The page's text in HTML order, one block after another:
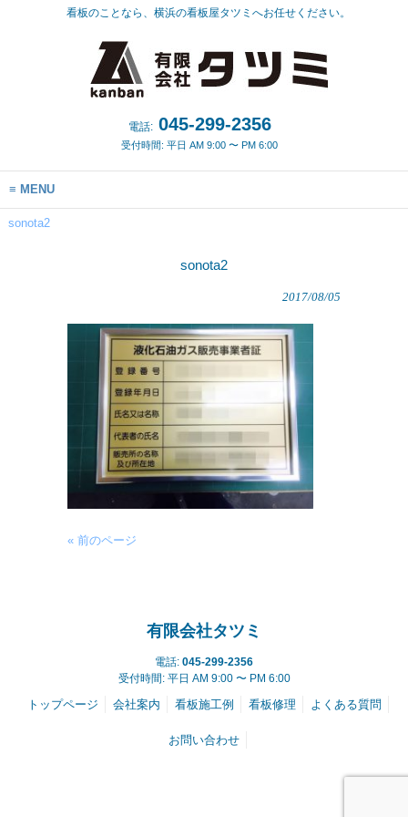
看板のことなら、横浜の看板屋タツミへお任せください。
電話:045-299-2356
受付時間: 平日 AM 9:00 〜 PM 6:00
MENU
sonota2
sonota2
2017/08/05
« 前のページ
有限会社タツミ
電話: 045-299-2356
受付時間: 平日 AM 9:00 〜 PM 6:00
トップページ 会社案内 看板施工例 看板修理 よくある質問
お問い合わせ